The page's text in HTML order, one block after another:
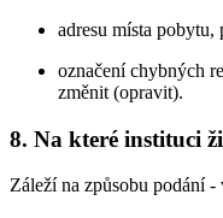
adresu místa
označení chybných
změnit (opravit).
8. Na které instituci
Záleží na způsobu podání